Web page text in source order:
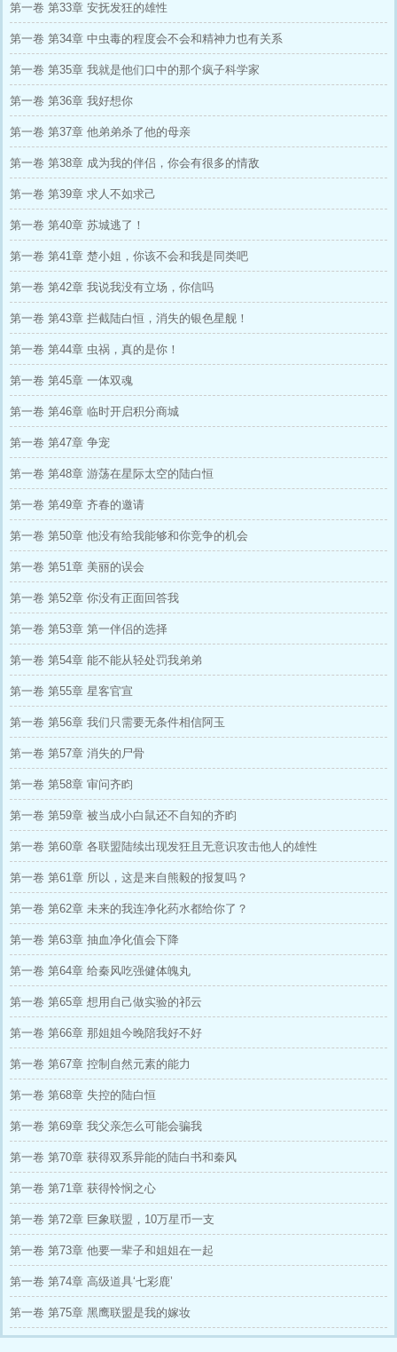
第一卷 第33章 安抚发狂的雄性
第一卷 第34章 中虫毒的程度会不会和精神力也有关系
第一卷 第35章 我就是他们口中的那个疯子科学家
第一卷 第36章 我好想你
第一卷 第37章 他弟弟杀了他的母亲
第一卷 第38章 成为我的伴侣，你会有很多的情敌
第一卷 第39章 求人不如求己
第一卷 第40章 苏城逃了！
第一卷 第41章 楚小姐，你该不会和我是同类吧
第一卷 第42章 我说我没有立场，你信吗
第一卷 第43章 拦截陆白恒，消失的银色星舰！
第一卷 第44章 虫祸，真的是你！
第一卷 第45章 一体双魂
第一卷 第46章 临时开启积分商城
第一卷 第47章 争宠
第一卷 第48章 游荡在星际太空的陆白恒
第一卷 第49章 齐春的邀请
第一卷 第50章 他没有给我能够和你竞争的机会
第一卷 第51章 美丽的误会
第一卷 第52章 你没有正面回答我
第一卷 第53章 第一伴侣的选择
第一卷 第54章 能不能从轻处罚我弟弟
第一卷 第55章 星客官宣
第一卷 第56章 我们只需要无条件相信阿玉
第一卷 第57章 消失的尸骨
第一卷 第58章 审问齐盷
第一卷 第59章 被当成小白鼠还不自知的齐盷
第一卷 第60章 各联盟陆续出现发狂且无意识攻击他人的雄性
第一卷 第61章 所以，这是来自熊毅的报复吗？
第一卷 第62章 未来的我连净化药水都给你了？
第一卷 第63章 抽血净化值会下降
第一卷 第64章 给秦风吃强健体魄丸
第一卷 第65章 想用自己做实验的祁云
第一卷 第66章 那姐姐今晚陪我好不好
第一卷 第67章 控制自然元素的能力
第一卷 第68章 失控的陆白恒
第一卷 第69章 我父亲怎么可能会骗我
第一卷 第70章 获得双系异能的陆白书和秦风
第一卷 第71章 获得怜悯之心
第一卷 第72章 巨象联盟，10万星币一支
第一卷 第73章 他要一辈子和姐姐在一起
第一卷 第74章 高级道具‘七彩鹿’
第一卷 第75章 黑鹰联盟是我的嫁妆